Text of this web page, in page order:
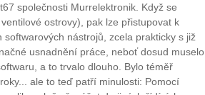
společnosti Murrelektronik. Když se
ostrovy), pak lze přistupovat k
nástrojů, zcela prakticky s již
usnadnění práce, neboť dosud muselo
a to trvalo dlouho. Bylo téměř
ale to teď patří minulosti: Pomocí